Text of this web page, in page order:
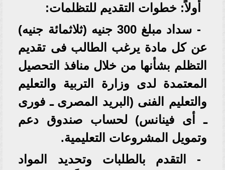
أولاً: خطوات التقديم للتظلمات:
- سداد مبلغ 300 جنيه (ثلاثمائة جنيه)
عن كل مادة يرغب الطالب فى تقديم
التظلم بشأنها من خلال منافذ التحصيل
المعتمدة لدى وزارة التربية والتعليم
والتعليم الفنى (البريد المصرى ـ فورى
ـ أى فينانس) لحساب صندوق دعم
وتمويل المشروعات التعليمية.
- التقدم بالطلبات وتحديد المواد